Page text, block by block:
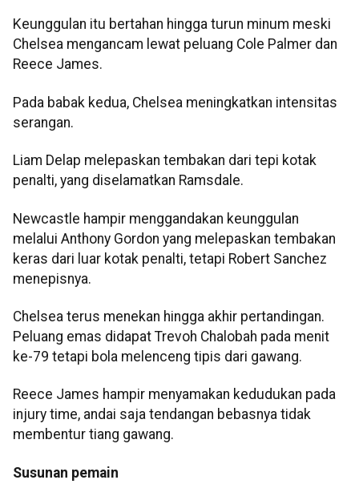
Keunggulan itu bertahan hingga turun minum meski
Chelsea mengancam lewat peluang Cole Palmer dan
Reece James.
Pada babak kedua, Chelsea meningkatkan intensitas
serangan.
Liam Delap melepaskan tembakan dari tepi kotak
penalti, yang diselamatkan Ramsdale.
Newcastle hampir menggandakan keunggulan
melalui Anthony Gordon yang melepaskan tembakan
keras dari luar kotak penalti, tetapi Robert Sanchez
menepisnya.
Chelsea terus menekan hingga akhir pertandingan.
Peluang emas didapat Trevoh Chalobah pada menit
ke-79 tetapi bola melenceng tipis dari gawang.
Reece James hampir menyamakan kedudukan pada
injury time, andai saja tendangan bebasnya tidak
membentur tiang gawang.
Susunan pemain